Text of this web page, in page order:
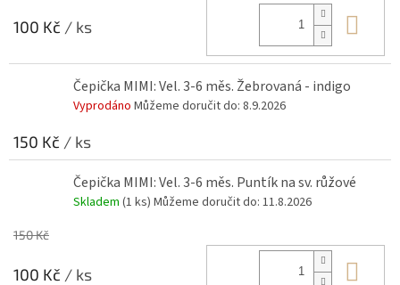
100 Kč / ks
Čepička MIMI: Vel. 3-6 měs. Žebrovaná - indigo
Vyprodáno Můžeme doručit do: 8.9.2026
150 Kč / ks
Čepička MIMI: Vel. 3-6 měs. Puntík na sv. růžové
Skladem (1 ks) Můžeme doručit do: 11.8.2026
150 Kč
100 Kč / ks